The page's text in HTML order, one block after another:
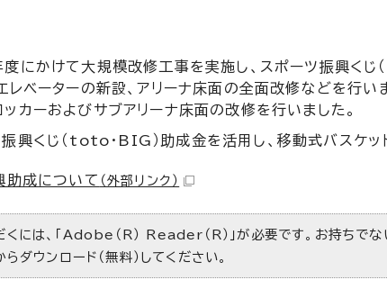
にかけて大規模改修工事を実施し、スポーツ振興くじ
ベーターの新設、アリーナ床面の全面改修などを行い
カーおよびサブアリーナ床面の改修を行いました。
興くじ（toto・BIG）助成金を活用し、移動式バスケッ
成について （外部リンク）
には、「Adobe（R） Reader（R）」が必要です。お持ちで
らダウンロード（無料）してください。